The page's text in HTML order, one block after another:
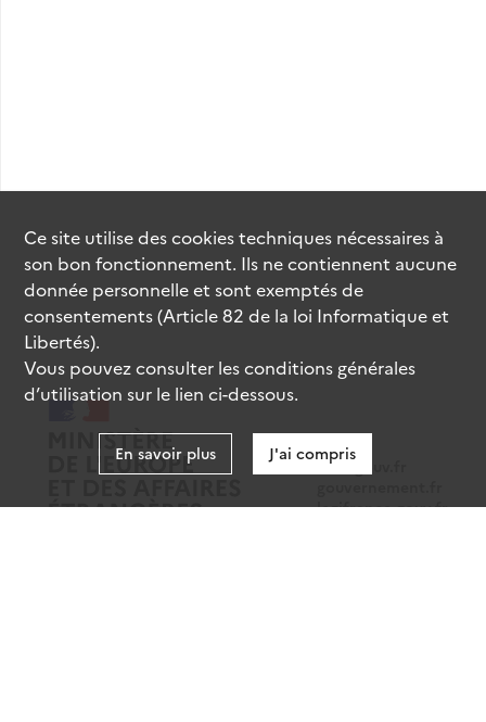
data.gouv.fr
legifrance.gouv.fr
Ce site utilise descookiestechniques nécessaires à
son bon fonctionnement. Ils ne contiennent aucune
donnée personnelle et sont exemptés de
consentements (Article 82 de la loi Informatique et
Libertés).
Vous pouvez consulter les conditions générales
d’utilisation sur le lien ci-dessous.
En savoir plus J'ai compris